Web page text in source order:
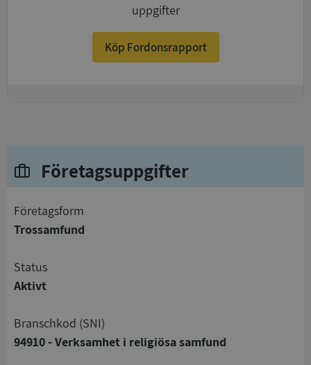
uppgifter
Köp Fordonsrapport
Företagsuppgifter
företagsform
Trossamfund
status
Aktivt
branschkod (SNI)
94910 - Verksamhet i religiösa samfund